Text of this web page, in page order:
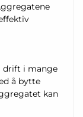
drift i mange
å bytte
kan